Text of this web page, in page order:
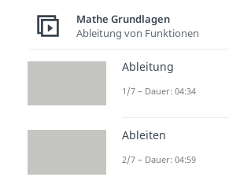
und Gerade. In
Beitrag findest du
Mathe Grundlagen
Ableitung von Funktionen
Ableitung
1/7 – Dauer: 04:34
Ableiten
2/7 – Dauer: 04:59